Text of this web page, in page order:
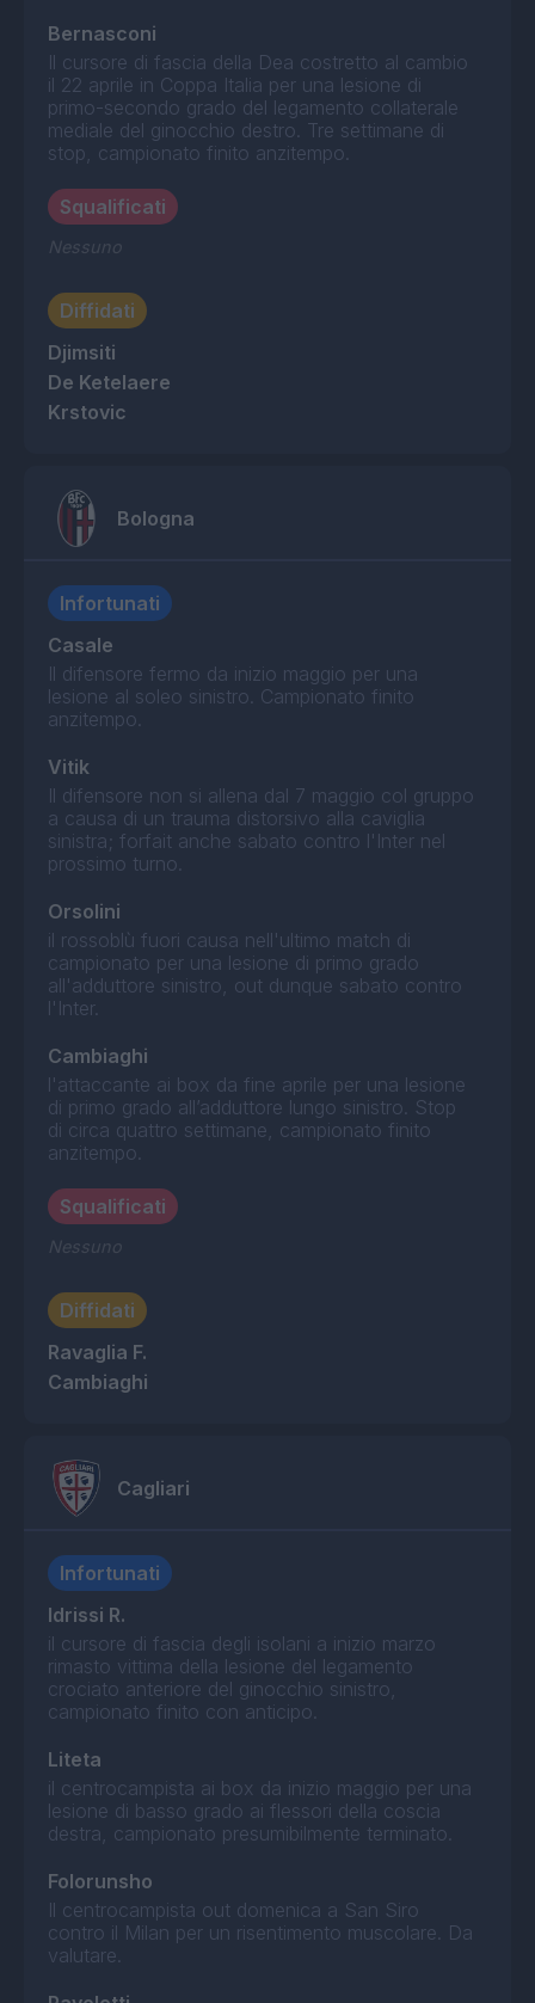
Bernasconi
Il cursore di fascia della Dea costretto al cambio
il 22 aprile in Coppa Italia per una lesione di
primo-secondo grado del legamento collaterale
mediale del ginocchio destro. Tre settimane di
stop, campionato finito anzitempo.
Squalificati
Nessuno
Diffidati
Djimsiti
De Ketelaere
Krstovic
Bologna
Infortunati
Casale
Il difensore fermo da inizio maggio per una
lesione al soleo sinistro. Campionato finito
anzitempo.
Vitik
Il difensore non si allena dal 7 maggio col gruppo
a causa di un trauma distorsivo alla caviglia
sinistra; forfait anche sabato contro l'Inter nel
prossimo turno.
Orsolini
il rossoblù fuori causa nell'ultimo match di
campionato per una lesione di primo grado
all'adduttore sinistro, out dunque sabato contro
l'Inter.
Cambiaghi
l'attaccante ai box da fine aprile per una lesione
di primo grado all’adduttore lungo sinistro. Stop
di circa quattro settimane, campionato finito
anzitempo.
Squalificati
Nessuno
Diffidati
Ravaglia F.
Cambiaghi
Cagliari
Infortunati
Idrissi R.
il cursore di fascia degli isolani a inizio marzo
rimasto vittima della lesione del legamento
crociato anteriore del ginocchio sinistro,
campionato finito con anticipo.
Liteta
il centrocampista ai box da inizio maggio per una
lesione di basso grado ai flessori della coscia
destra, campionato presumibilmente terminato.
Folorunsho
Il centrocampista out domenica a San Siro
contro il Milan per un risentimento muscolare. Da
valutare.